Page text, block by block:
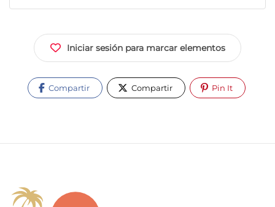
Iniciar sesión para marcar elementos
Compartir Compartir Pin It